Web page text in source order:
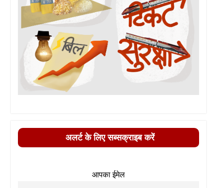
अलर्ट के लिए सब्सक्राइब करें
आपका ईमेल